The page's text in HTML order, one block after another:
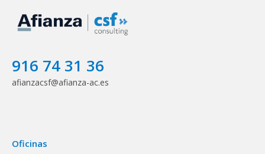
916 74 31 36
afianzacsf@afianza-ac.es
Oficinas